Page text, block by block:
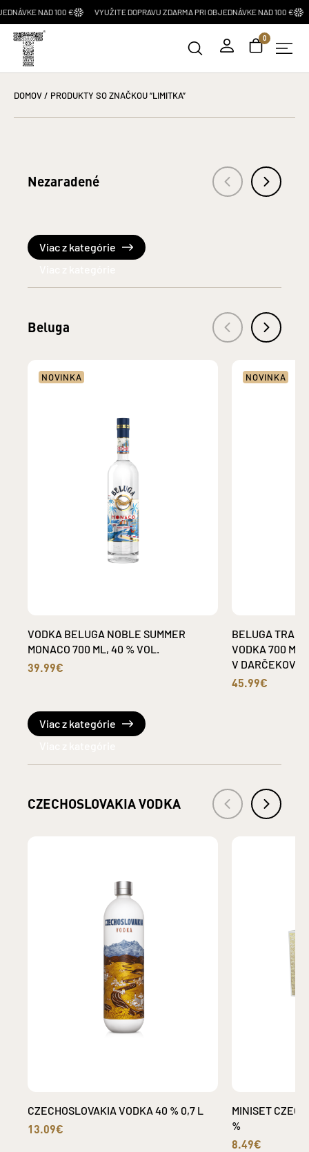
VYUŽITE DOPRAVU ZDARMA PRI OBJEDNÁVKE NAD 100 € VYUŽITE
0
DOMOV/ PRODUKTY SO ZNAČKOU “LIMITKA”
Nezaradené
Viac z kategórie
Beluga
NOVINKA
VODKA BELUGA NOBLE SUMMER
MONACO 700 ML, 40 % VOL.
39.99€
NOVINKA
BELUGA
VODKA 700 ML,
V
45.99€
Viac z kategórie
CZECHOSLOVAKIA VODKA
CZECHOSLOVAKIA VODKA 40 % 0,7 L
13.09€
MINISET
%
8.49€